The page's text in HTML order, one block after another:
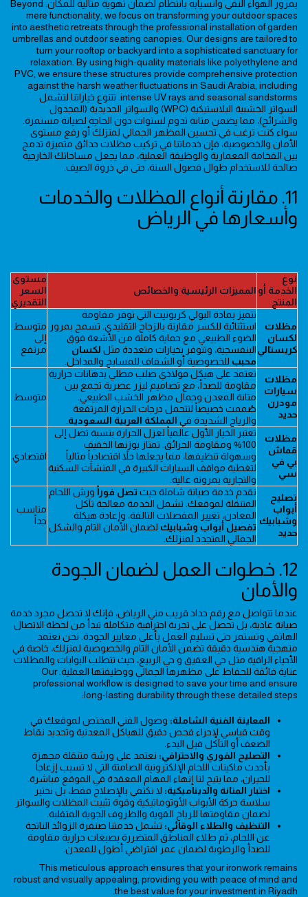
بمرور الهواء النقي وانسيابه بانتظام لضمان تهوية مثالية للمكان. Beyond
mere functionality, we focus on transforming your outdoor spaces
into aesthetic retreats through the professional installation of garden
umbrellas and outdoor seating canopies. Our designs are tailored to
turn your rooftop or backyard into a sophisticated sanctuary for
relaxation. By using high-quality materials like polyethylene and
PVC, we ensure these structures provide comprehensive protection
against the harsh weather fluctuations in Saudi Arabia, including
intense UV rays and seasonal sandstorms. تتنوع خياراتنا لتشمل
السواتر الخشبية البلاستيكية (WPC) والسواتر الحديدية (المجدول
والشرائح)، مما يضمن متانة تدوم لسنوات دون الحاجة لصيانة مستمرة.
سواء كنت ترغب في تحسين المظهر الجمالي لمنزلك أو رفع مستوى
الأمان والخصوصية، فإن خدماتنا في تركيب مظلات حدائق متميزة تدمج
بين الفخامة المعمارية والوظيفة العملية، مما يجعل مساحاتك الخارجية
صالحة للاستخدام طوال فصول السنة، حتى في ذروة الصيف.
11. مقارنة أنواع المظلات والخدمات
وأسعارها في الرياض
نوع
الخدمة أو
المنتج
المميزات الرئيسية والخصائص
مستوى
السعر
التقديري
مظلات
لكسان
كريستالي
تتميز بمادة البولي كربونيت التي توفر مقاومة
استثنائية للكسر مقارنة بالزجاج التقليدي. تسمح بمرور
الضوء الطبيعي مع حماية كاملة من الأشعة فوق
البنفسجية، وتتوفر بخيارات متعددة مثل لكسان
محبب للخصوصية أو الشفاف للمسابح والمداخل.
متوسط
إلى
مرتفع
مظلات
سيارات
مودرن
حديد
تعتمد على هيكل فولاذي صلب مطلي بدهانات حرارية
مقاومة للصدأ، مع تصاميم ليزر عصرية تجمع بين
متانة المعدن وجمال مظهر الخشب الطبيعي.
صُممت خصيصاً لتتحمل درجات الحرارة المرتفعة
والرياح الشديدة في المملكة العربية السعودية
متوسط
مظلات
قماش
بي في
سي
تعتبر الخيار الأول عالمياً لعزل الحرارة بنسبة تصل إلى
100% ومقاومة الحرائق. تمتاز بوزنها الخفيف
وسهولة تنظيفها، مما يجعلها حلاً اقتصادياً مثالياً
لتغطية مواقف السيارات الكبيرة في المنشآت السكنية
والتجارية بمرونة عالية.
اقتصادي
تصليح
أبواب
وشبابيك
حديد
نقدم خدمة صيانة شاملة حيث تصل فوراً ورش اللحام
المتنقلة لموقعك. تشمل الخدمة معالجة تآكل
المعادن، تغيير المفصلات التالفة، وإعادة هيكلة
تفصيل أبواب وشبابيك لضمان الأمان التام والشكل
الجمالي المتجدد لمنزلك.
مناسب
جداً
12. خطوات العمل لضمان الجودة
والأمان
عندما تتواصل مع رقم حداد قريب مني الرياض، فإنك لا تحصل مجرد خدمة
صيانة عادية، بل تحصل على تجربة احترافية متكاملة تبدأ من لحظة الاتصال
الهاتفي وتستمر حتى تسليم العمل بأعلى معايير الجودة. نحن نعتمد
منهجية هندسية دقيقة تضمن الأمان التام والخصوصية لمنزلك، خاصة في
الأحياء الراقية مثل حي العقيق و حي الربيع، حيث تتطلب البوابات والمظلات
عناية فائقة للحفاظ على مظهرها الجمالي ووظيفتها العملية. Our
professional workflow is designed to save your time and ensure
long-lasting durability through these detailed steps:
المعاينة الفنية الشاملة: وصول الفني المختص لموقعك في
وقت قياسي لإجراء فحص دقيق للهياكل المعدنية وتحديد نقاط
الضعف أو التآكل قبل البدء.
التصليح الفوري والاحترافي: نعتمد على ورشة متنقلة مجهزة
بأحدث ماكينات اللحام الإلكترونية الصامتة التي لا تسبب إزعاجاً
للجيران، مما يتيح لنا إنهاء المهام المعقدة في الموقع مباشرة.
اختبار المتانة والديناميكية: لا نكتفي بالإصلاح فقط، بل نختبر
سلاسة حركة الأبواب الأوتوماتيكية وقوة تثبيت المظلات والسواتر
لضمان مقاومتها للرياح القوية والظروف الجوية المتقلبة.
التنظيف والطلاء الوقائي: تشمل خدمتنا صنفرة الزوائد الناتجة
عن اللحام، ثم طلاء المناطق المتضررة بصبغات حرارية مقاومة
للصدأ والرطوبة لضمان عمر افتراضي أطول للمعدن.
This meticulous approach ensures that your ironwork remains
robust and visually appealing, providing you with peace of mind and
the best value for your investment in Riyadh.